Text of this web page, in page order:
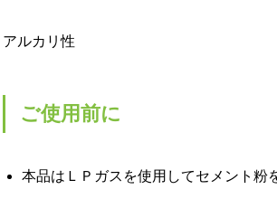
アルカリ性
ご使用前に
本品はＬＰガスを使用してセメント粉